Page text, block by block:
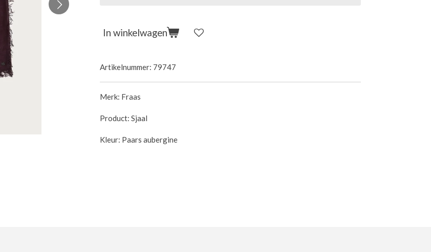
In winkelwagen
Artikelnummer: 79747
Merk: Fraas
Product: Sjaal
Kleur: Paars aubergine